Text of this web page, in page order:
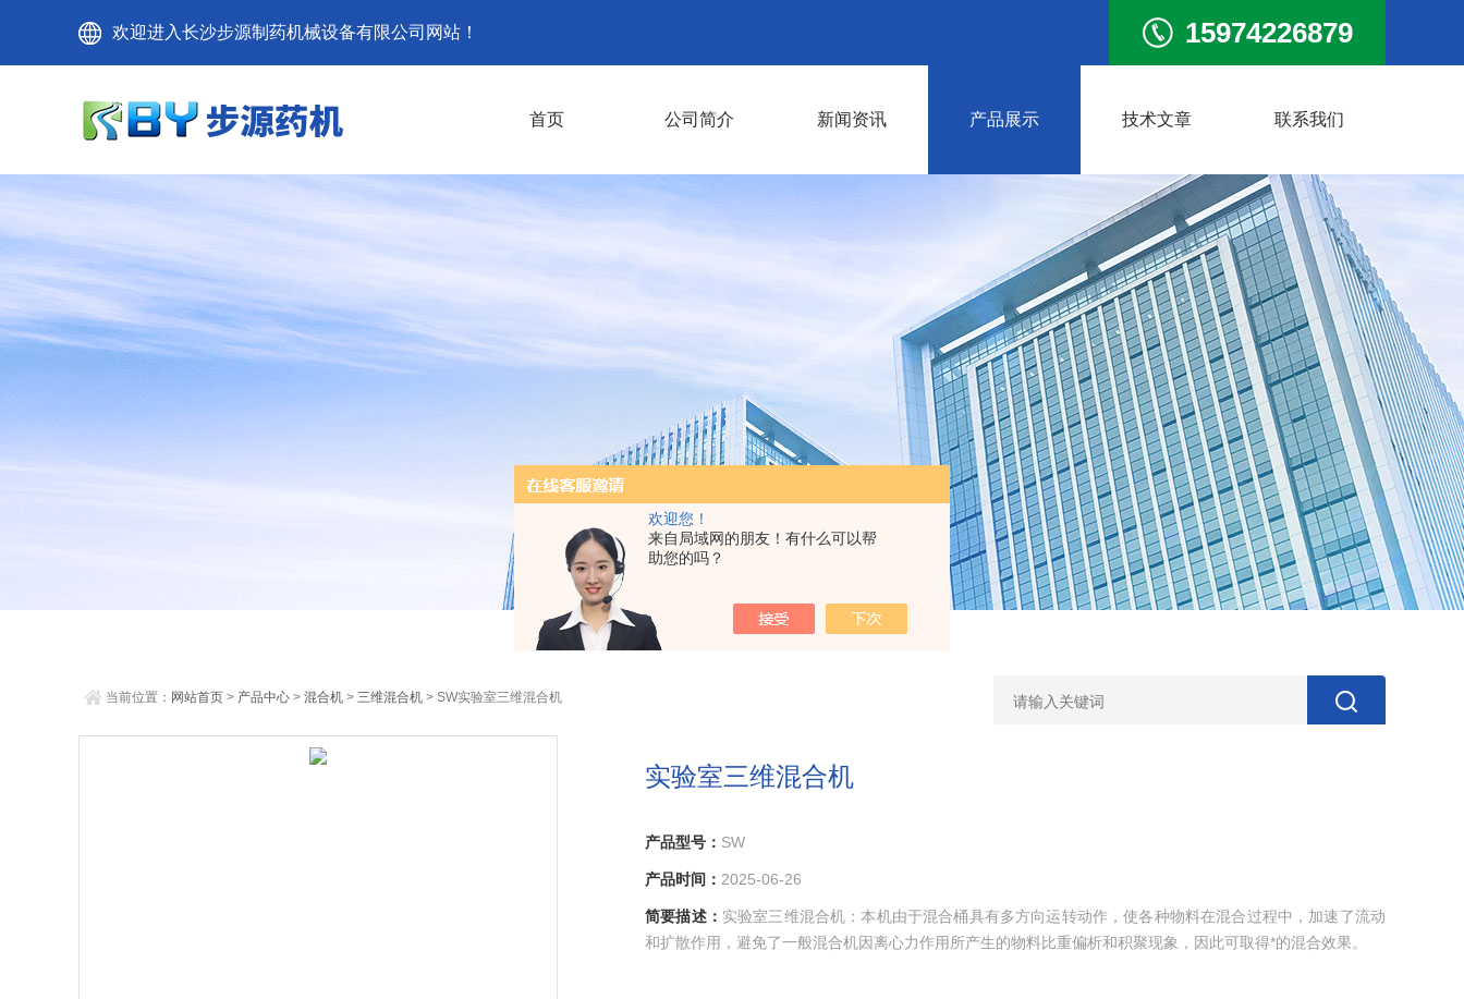
欢迎您！
来自局域网的朋友！有什么可以帮
助您的吗？
欢迎进入长沙步源制药机械设备有限公司网站！ 15974226879
首页 公司简介 新闻资讯 产品展示 技术文章 联系我们
当前位置： 网站首页 > 产品中心 > 混合机 > 三维混合机 > SW实验室三维混合机
实验室三维混合机
产品型号： SW
产品时间： 2025-06-26
简要描述： 实验室三维混合机：本机由于混合桶具有多方向运转动作，使各种物料在混合过程中，加速了流动
和扩散作用，避免了一般混合机因离心力作用所产生的物料比重偏析和积聚现象，因此可取得*的混合效果。